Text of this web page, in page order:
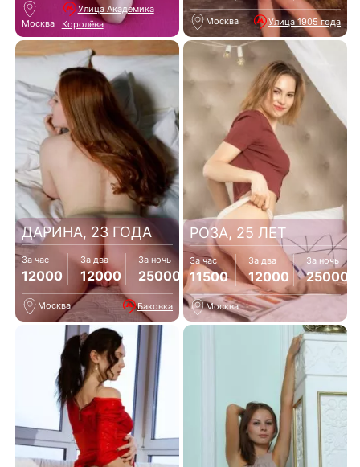
Москва
Улица Академика
Королёва
Москва Улица 1905 года
ДАРИНА, 23 ГОДА
За час
12000
За два
12000
За ночь
25000
Москва Баковка
РОЗА, 25 ЛЕТ
За час
11500
За два
12000
За ночь
25000
Москва